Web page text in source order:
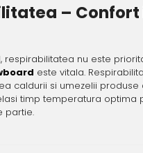
– Confort
respirabilitatea nu este
este vitala.
caldurii si umezelii produse
timp temperatura optima
partie.